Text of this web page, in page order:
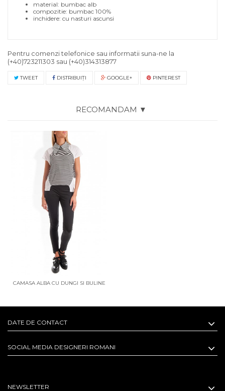
material: bumbac alb
compozitie: bumbac 100%
inchidere: cu nasturi ascunsi
Pentru comenzi telefonice sau informatii suna-ne la
(+40)723211303 sau (+40)314313877
TWEET DISTRIBUIŢI GOOGLE+ PINTEREST
RECOMANDAM ▼
CAMASA ALBA CU DUNGI SI BULINE
DATE DE CONTACT
SOCIAL MEDIA DESIGNERI ROMANI
NEWSLETTER